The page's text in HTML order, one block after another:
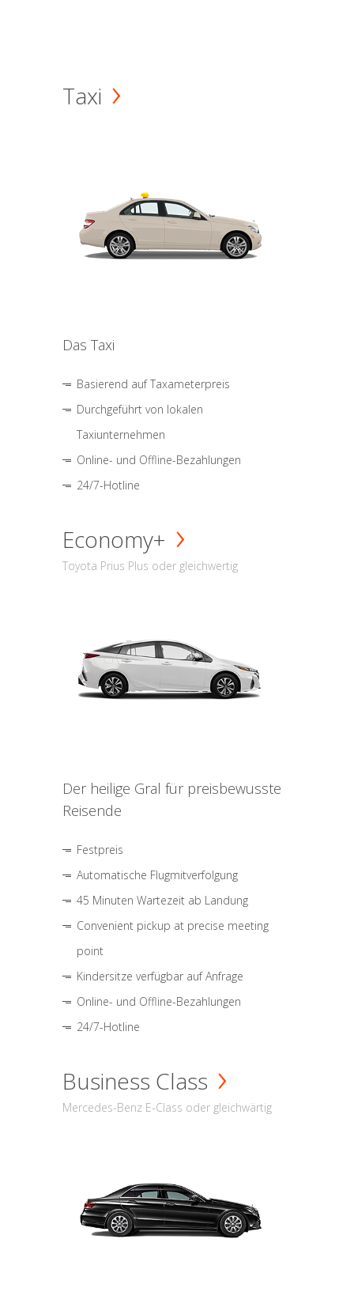
Taxi
Das Taxi
Basierend auf Taxameterpreis
Durchgeführt von lokalen
Taxiunternehmen
Online- und Offline-Bezahlungen
24/7-Hotline
Economy+
Toyota Prius Plus oder gleichwertig
Der heilige Gral für preisbewusste
Reisende
Festpreis
Automatische Flugmitverfolgung
45 Minuten Wartezeit ab Landung
Convenient pickup at precise meeting
point
Kindersitze verfügbar auf Anfrage
Online- und Offline-Bezahlungen
24/7-Hotline
Business Class
Mercedes-Benz E-Class oder gleichwärtig